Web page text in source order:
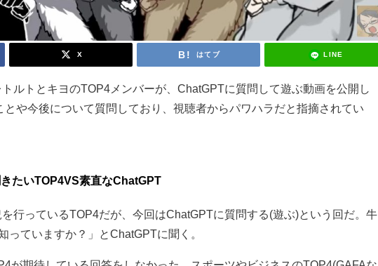
X はてブ LINE
ルトとキヨのTOP4メンバーが、ChatGPTに質問して遊ぶ動画を公開し
とや今後について質問しており、視聴者からパワハラだと指摘されてい
たいTOP4VS素直なChatGPT
行っているTOP4だが、今回はChatGPTに質問する(遊ぶ)という回だ。牛
っていますか？」とChatGPTに聞く。